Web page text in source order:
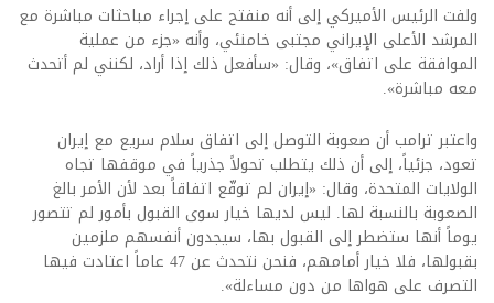
ولفت الرئيس الأميركي إلى أنه منفتح على إجراء مباحثات مباشرة مع
المرشد الأعلى الإيراني مجتبى خامنئي، وأنه «جزء من عملية
الموافقة على اتفاق»، وقال: «سأفعل ذلك إذا أراد، لكنني لم أتحدث
معه مباشرة».
واعتبر ترامب أن صعوبة التوصل إلى اتفاق سلام سريع مع إيران
تعود، جزئياً، إلى أن ذلك يتطلب تحولاً جذرياً في موقفها تجاه
الولايات المتحدة، وقال: «إيران لم توقّع اتفاقاً بعد لأن الأمر بالغ
الصعوبة بالنسبة لها. ليس لديها خيار سوى القبول بأمور لم تتصور
يوماً أنها ستضطر إلى القبول بها، سيجدون أنفسهم ملزمين
بقبولها، فلا خيار أمامهم، فنحن نتحدث عن 47 عاماً اعتادت فيها
التصرف على هواها من دون مساءلة».